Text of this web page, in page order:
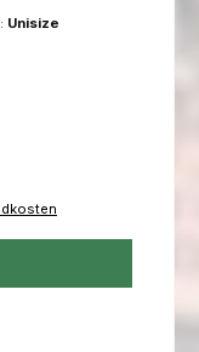
Unisize